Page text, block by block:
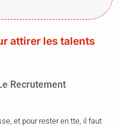
attirer les talents
Recrutement
et pour rester en tte, il faut